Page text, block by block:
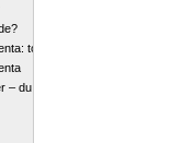
to konsonanter i
– du sier